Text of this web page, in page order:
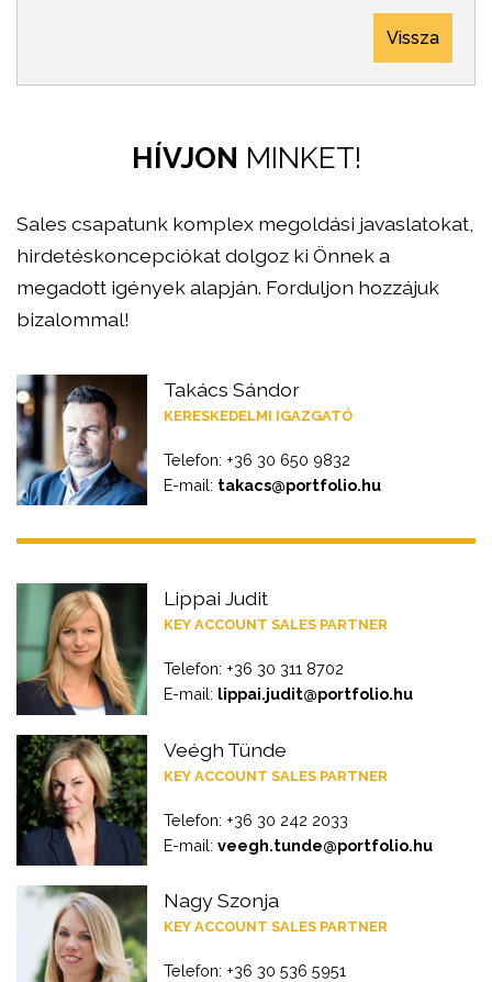
Vissza
HÍVJON MINKET!
Sales csapatunk komplex megoldási javaslatokat,
hirdetéskoncepciókat dolgoz ki Önnek a
megadott igények alapján. Forduljon hozzájuk
bizalommal!
Takács Sándor
KERESKEDELMI IGAZGATÓ
Telefon: +36 30 650 9832
E-mail: takacs@portfolio.hu
Lippai Judit
KEY ACCOUNT SALES PARTNER
Telefon: +36 30 311 8702
E-mail: lippai.judit@portfolio.hu
Veégh Tünde
KEY ACCOUNT SALES PARTNER
Telefon: +36 30 242 2033
E-mail:veegh.tunde@portfolio.hu
Nagy Szonja
KEY ACCOUNT SALES PARTNER
Telefon: +36 30 536 5951